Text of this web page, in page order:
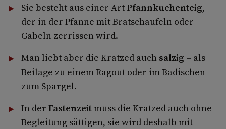
Sie besteht aus einer ArtPfannkuchenteig,
der in der Pfanne mit Bratschaufeln oder
Gabeln zerrissen wird.
Man liebt aber die Kratzed auch salzig – als
Beilage zu einem Ragout oder im Badischen
zum Spargel.
In der Fastenzeitmuss die Kratzed auch ohne
Begleitung sättigen, sie wird deshalb mit